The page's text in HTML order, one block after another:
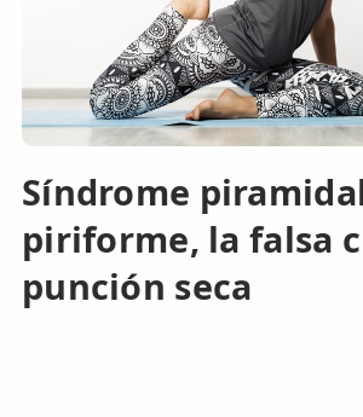
Síndrome
piriforme, la falsa
punción seca